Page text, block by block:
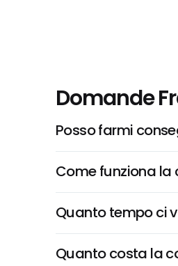
Domande
Posso farmi
Come funziona la
Quanto tempo ci
Quanto costa la